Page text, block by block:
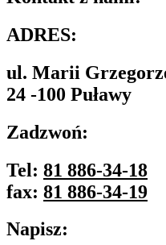
ADRES:
ul. Marii
24 -100 Puławy
Zadzwoń:
Tel: 81 886-34-18
fax: 81 886-34-19
Napisz: